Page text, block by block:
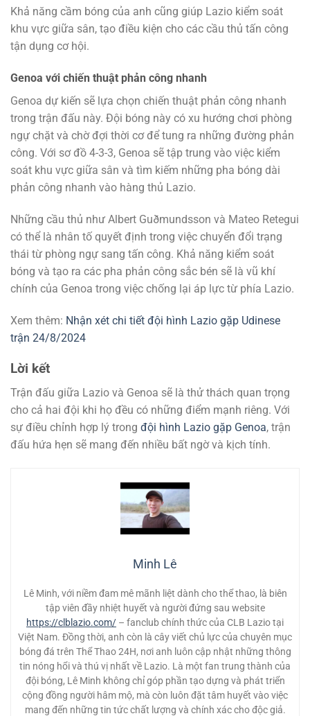
Khả năng cầm bóng của anh cũng giúp Lazio kiểm soát
khu vực giữa sân, tạo điều kiện cho các cầu thủ tấn công
tận dụng cơ hội​.
Genoa với chiến thuật phản công nhanh
Genoa dự kiến sẽ lựa chọn chiến thuật phản công nhanh
trong trận đấu này. Đội bóng này có xu hướng chơi phòng
ngự chặt và chờ đợi thời cơ để tung ra những đường phản
công. Với sơ đồ 4-3-3, Genoa sẽ tập trung vào việc kiểm
soát khu vực giữa sân và tìm kiếm những pha bóng dài
phản công nhanh vào hàng thủ Lazio.
Những cầu thủ như Albert Guðmundsson và Mateo Retegui
có thể là nhân tố quyết định trong việc chuyển đổi trạng
thái từ phòng ngự sang tấn công. Khả năng kiểm soát
bóng và tạo ra các pha phản công sắc bén sẽ là vũ khí
chính của Genoa trong việc chống lại áp lực từ phía Lazio​.
Xem thêm: Nhận xét chi tiết đội hình Lazio gặp Udinese
trận 24/8/2024
Lời kết
Trận đấu giữa Lazio và Genoa sẽ là thử thách quan trọng
cho cả hai đội khi họ đều có những điểm mạnh riêng. Với
sự điều chỉnh hợp lý trong đội hình Lazio gặp Genoa, trận
đấu hứa hẹn sẽ mang đến nhiều bất ngờ và kịch tính.
Minh Lê
Lê Minh, với niềm đam mê mãnh liệt dành cho thể thao, là biên
tập viên đầy nhiệt huyết và người đứng sau website
https://clblazio.com/ – fanclub chính thức của CLB Lazio tại
Việt Nam. Đồng thời, anh còn là cây viết chủ lực của chuyên mục
bóng đá trên Thể Thao 24H, nơi anh luôn cập nhật những thông
tin nóng hổi và thú vị nhất về Lazio. Là một fan trung thành của
đội bóng, Lê Minh không chỉ góp phần tạo dựng và phát triển
cộng đồng người hâm mộ, mà còn luôn đặt tâm huyết vào việc
mang đến những tin tức chất lượng và chính xác cho độc giả.